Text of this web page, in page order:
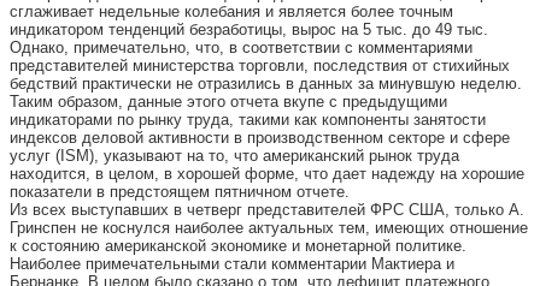
сглаживает недельные колебания и является более точным
индикатором тенденций безработицы, вырос на 5 тыс. до 49 тыс.
Однако, примечательно, что, в соответствии с комментариями
представителей министерства торговли, последствия от стихийных
бедствий практически не отразились в данных за минувшую неделю.
Таким образом, данные этого отчета вкупе с предыдущими
индикаторами по рынку труда, такими как компоненты занятости
индексов деловой активности в производственном секторе и сфере
услуг (ISM), указывают на то, что американский рынок труда
находится, в целом, в хорошей форме, что дает надежду на хорошие
показатели в предстоящем пятничном отчете.
Из всех выступавших в четверг представителей ФРС США, только А.
Гринспен не коснулся наиболее актуальных тем, имеющих отношение
к состоянию американской экономике и монетарной политике.
Наиболее примечательными стали комментарии Мактиера и
Бернанке. В целом было сказано о том, что дефицит платежного